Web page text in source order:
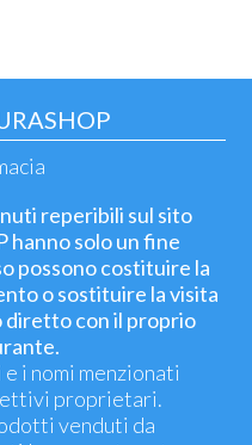
reperibili sul sito
hanno solo un fine
possono costituire la
o sostituire la visita
diretto con il proprio
i nomi menzionati
proprietari.
venduti da